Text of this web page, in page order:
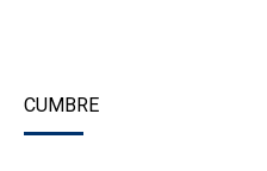
CUMBRE